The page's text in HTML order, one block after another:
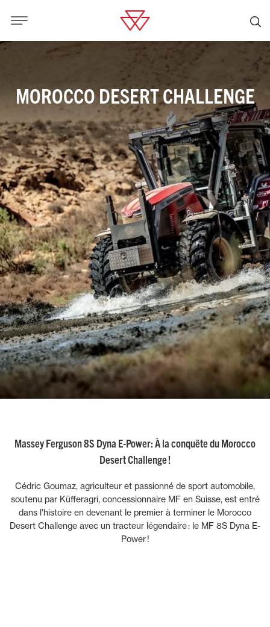
MOROCCO DESERT CHALLENGE
Massey Ferguson 8S Dyna E-Power : À la conquête du Morocco
Desert Challenge !
Cédric Goumaz, agriculteur et passionné de sport automobile,
soutenu par Küfferagri, concessionnaire MF en Suisse, est entré
dans l'histoire en devenant le premier à terminer le Morocco
Desert Challenge avec un tracteur légendaire : le MF 8S Dyna E-
Power !